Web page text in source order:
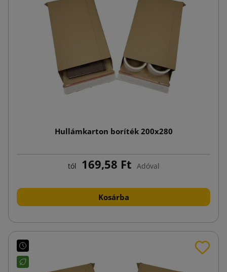
Hullámkarton boríték 200x280
tól 169,58 Ft Adóval
Kosárba